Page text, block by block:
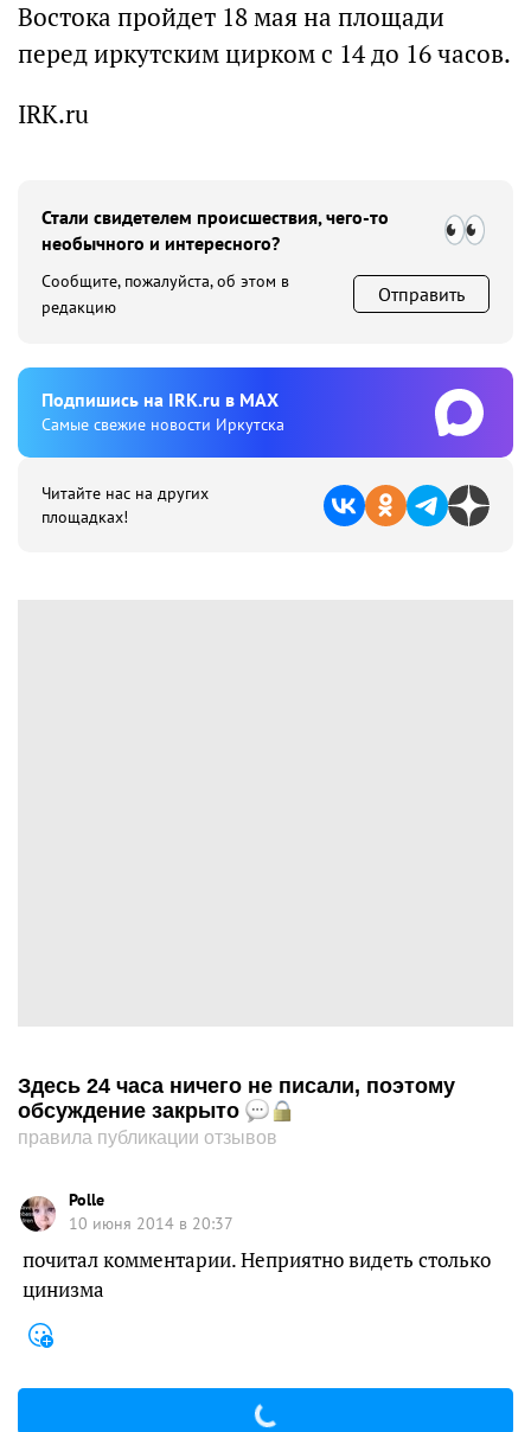
Востока пройдет 18 мая на площади
перед иркутским цирком с 14 до 16 часов.
IRK.ru
Стали свидетелем происшествия, чего-то
необычного и интересного?
Сообщите, пожалуйста, об этом в
редакцию
Отправить
Подпишиcь на IRK.ru в MAX
Cамые свежие новости Иркутска
Читайте нас на других
площадках!
Здесь 24 часа ничего не писали, поэтому
обсуждение закрыто
правила публикации отзывов
Polle
10 июня 2014 в 20:37
почитал комментарии. Неприятно видеть столько
цинизма